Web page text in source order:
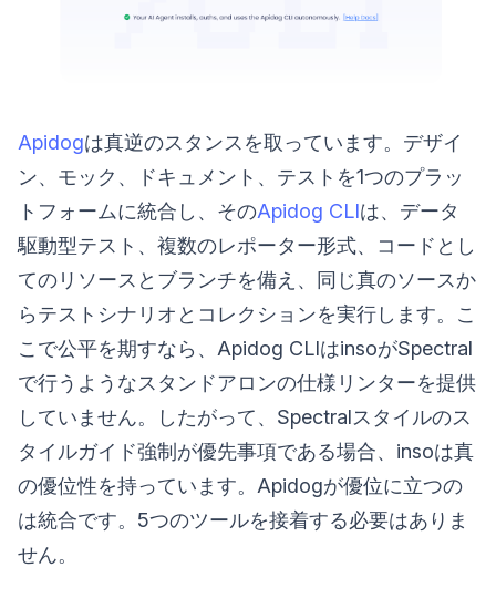
Apidogは真逆のスタンスを取っています。デザイ
ン、モック、ドキュメント、テストを1つのプラッ
トフォームに統合し、そのApidog CLIは、データ
駆動型テスト、複数のレポーター形式、コードとし
てのリソースとブランチを備え、同じ真のソースか
らテストシナリオとコレクションを実行します。こ
こで公平を期すなら、Apidog CLIはinsoがSpectral
で行うようなスタンドアロンの仕様リンターを提供
していません。したがって、Spectralスタイルのス
タイルガイド強制が優先事項である場合、insoは真
の優位性を持っています。Apidogが優位に立つの
は統合です。5つのツールを接着する必要はありま
せん。